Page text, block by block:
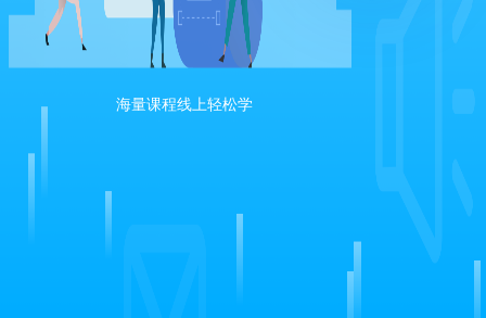
海量课程线上轻松学